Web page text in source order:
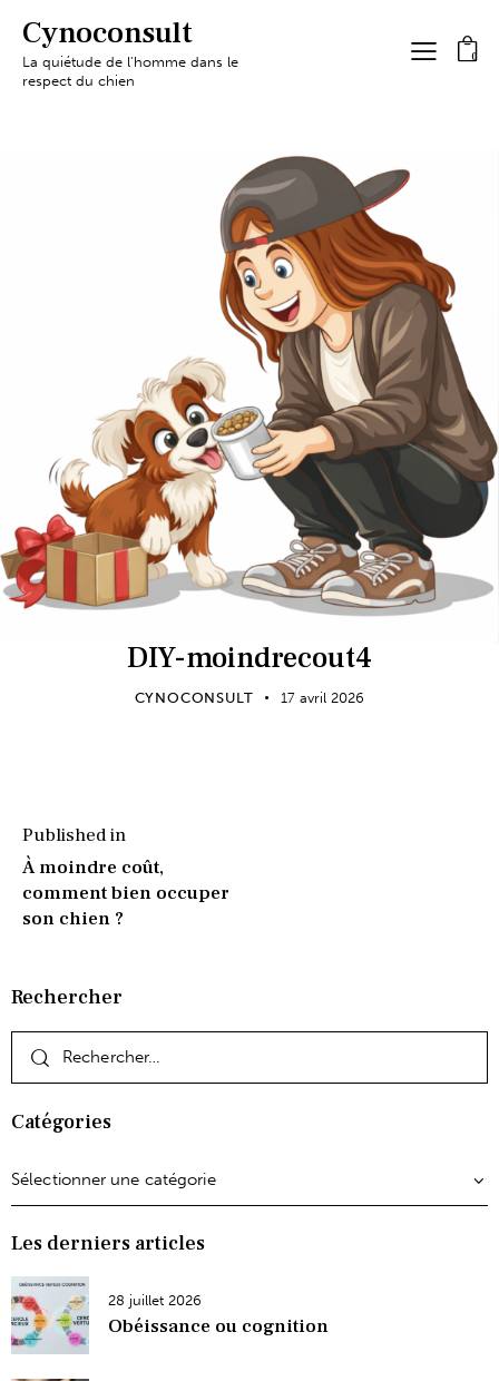
Cynoconsult
La quiétude de l'homme dans le
respect du chien
0
DIY-moindrecout4
CYNOCONSULT 17 avril 2026
Published in
À moindre coût,
comment bien occuper
son chien ?
Rechercher
Catégories
Les derniers articles
28 juillet 2026
Obéissance ou cognition